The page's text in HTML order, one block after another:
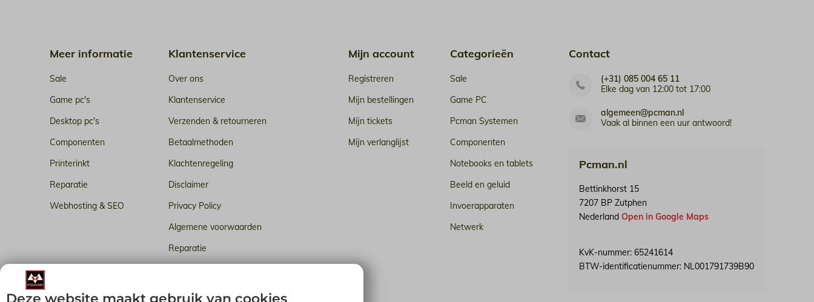
Meer informatie
Sale
Game pc's
Desktop pc's
Componenten
Printerinkt
Reparatie
Webhosting & SEO
Klantenservice
Over ons
Klantenservice
Verzenden & retourneren
Betaalmethoden
Klachtenregeling
Disclaimer
Privacy Policy
Algemene voorwaarden
Reparatie
Mijn account
Registreren
Mijn bestellingen
Mijn tickets
Mijn verlanglijst
Categorieën
Sale
Game PC
Pcman Systemen
Componenten
Notebooks en tablets
Beeld en geluid
Invoerapparaten
Netwerk
Contact
(+31) 085 004 65 11
Elke dag van 12:00 tot 17:00
algemeen@pcman.nl
Vaak al binnen een uur antwoord!
Pcman.nl
Bettinkhorst 15
7207 BP Zutphen
Nederland Open in Google Maps
KvK-nummer: 65241614
BTW-identificatienummer: NL001791739B90
Deze website maakt gebruik van cookies